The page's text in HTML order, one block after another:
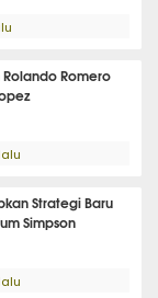
Romero
Strategi Baru
Simpson